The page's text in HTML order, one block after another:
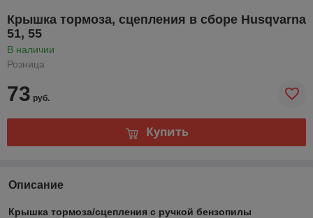
Крышка тормоза, сцепления в сборе Husqvarna
51, 55
В наличии
Розница
73 руб.
Купить
Описание
Крышка тормоза/сцепления с ручкой бензопилы